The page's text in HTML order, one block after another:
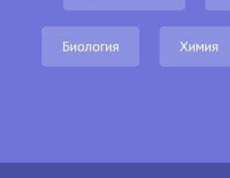
Биология Химия